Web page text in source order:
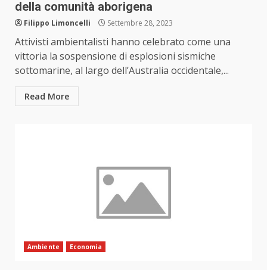
della comunità aborigena
Filippo Limoncelli Settembre 28, 2023
Attivisti ambientalisti hanno celebrato come una
vittoria la sospensione di esplosioni sismiche
sottomarine, al largo dell’Australia occidentale,...
Read More
Ambiente Economia